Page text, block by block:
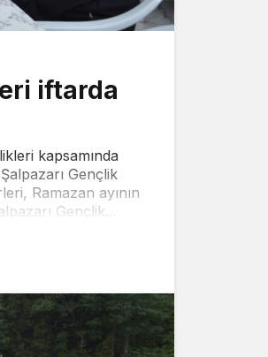
iftarda
kapsamında
Gençlik
Ramazan ayının
Gençlik...